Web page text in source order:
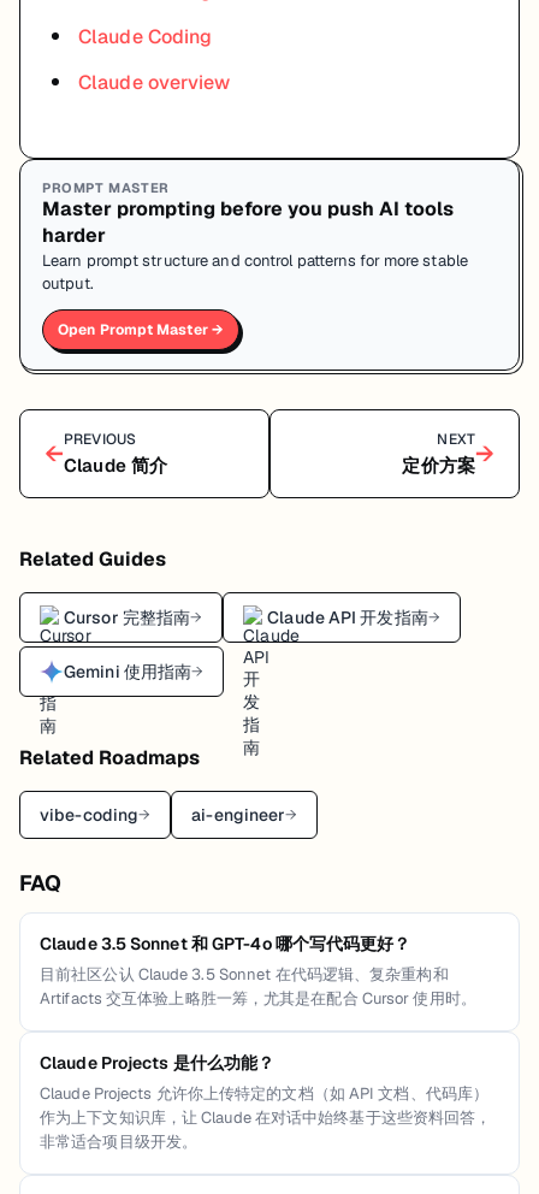
Claude Coding
Claude overview
PROMPT MASTER
Master prompting before you push AI tools
harder
Learn prompt structure and control patterns for more stable
output.
Open Prompt Master →
←PREVIOUS
Claude 简介
NEXT
定价方案→
Related Guides
Cursor 完整指南→ Claude API 开发指南→
Gemini 使用指南→
Related Roadmaps
vibe-coding→ ai-engineer→
FAQ
Claude 3.5 Sonnet 和 GPT-4o 哪个写代码更好？
目前社区公认 Claude 3.5 Sonnet 在代码逻辑、复杂重构和
Artifacts 交互体验上略胜一筹，尤其是在配合 Cursor 使用时。
Claude Projects 是什么功能？
Claude Projects 允许你上传特定的文档（如 API 文档、代码库）
作为上下文知识库，让 Claude 在对话中始终基于这些资料回答，
非常适合项目级开发。